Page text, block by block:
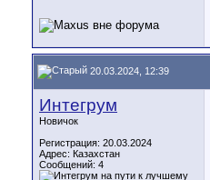
20.03.2024, 12:39
Интегрум
Новичок
Регистрация: 20.03.2024
Адрес: Казахстан
Сообщений: 4